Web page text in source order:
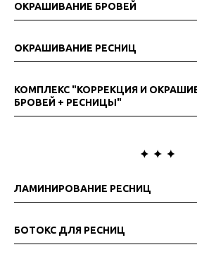
ОКРАШИВАНИЕ БРОВЕЙ
ОКРАШИВАНИЕ РЕСНИЦ
КОМПЛЕКС "КОРРЕКЦИЯ И
БРОВЕЙ + РЕСНИЦЫ"
ЛАМИНИРОВАНИЕ РЕСНИЦ
БОТОКС ДЛЯ РЕСНИЦ